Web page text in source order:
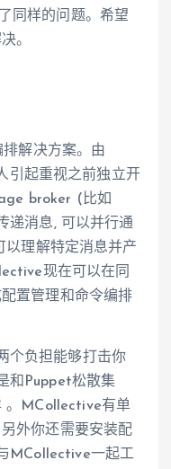
同样的问题。希望
。
解决方案。由
引起重视之前独立开
broker (比如
递消息, 可以并行通
以理解特定消息并产
现在可以在同
置管理和命令编排
个负担能够打击你
和Puppet松散集
。MCollective有单
外你还需要安装配
MCollective一起工